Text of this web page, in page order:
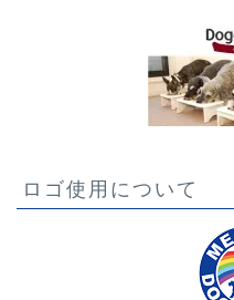
ロゴ使用について